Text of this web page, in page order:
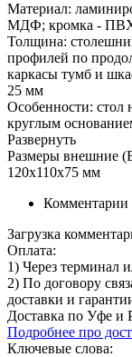
Материал:
МДФ; кромка -
Толщина:
профилей по
каркасы тумб и
25 мм
Особенности: стол
круглым
Развернуть
Размеры внешние
120x110x75 мм
Комментарии
Загрузка
Оплата:
1) Через терминал
2) По договору
доставки и
Доставка по Уфе и
Подробнее про
Ключевые слова: